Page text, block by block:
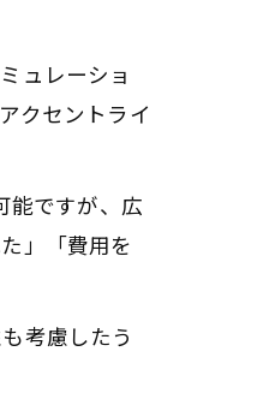
ュレーショ
クセントライ
能ですが、広
」「費用を
考慮したう